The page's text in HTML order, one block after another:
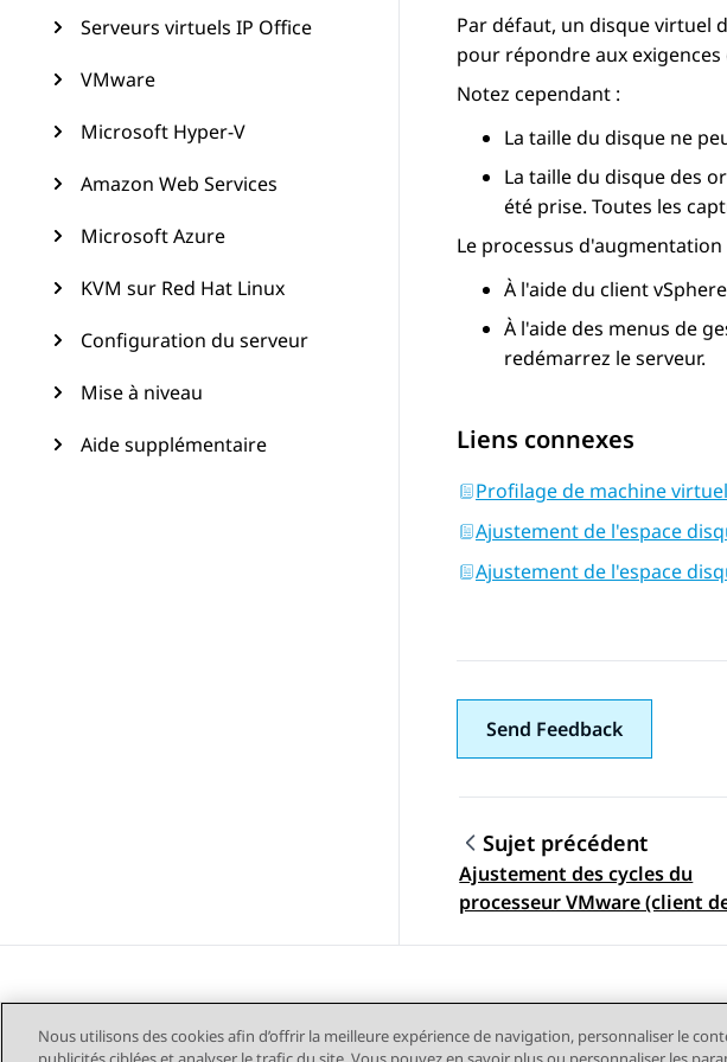
Serveurs virtuels IP Office
VMware
Microsoft Hyper-V
Amazon Web Services
Microsoft Azure
KVM sur Red Hat Linux
Configuration du serveur
Mise à niveau
Aide supplémentaire
Par défaut, un disque virtuel
pour répondre aux
Notez cependant :
La taille du disque ne
La taille du disque des
été prise. Toutes les
Le processus
À l'aide du client
À l'aide des menus de
redémarrez le serveur.
Liens connexes
Profilage de machine
Ajustement de l'espace
Ajustement de l'espace
Send Feedback
Navigation par
Sujet précédent
Ajustement des cycles du
processeur VMware (client
Nous utilisons des cookies afin d’offrir la meilleure expérience de navigation, personnaliser le